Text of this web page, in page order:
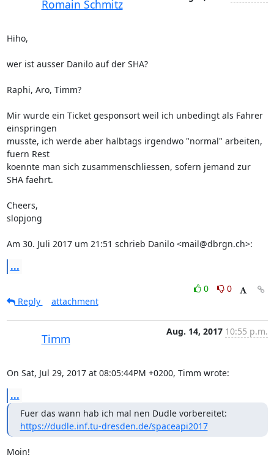
Romain Schmitz
Hiho,
wer ist ausser Danilo auf der SHA?
Raphi, Aro, Timm?
Mir wurde ein Ticket gesponsort weil ich unbedingt als Fahrer
einspringen
musste, ich werde aber halbtags irgendwo "normal" arbeiten,
fuern Rest
koennte man sich zusammenschliessen, sofern jemand zur
SHA faehrt.
Cheers,
slopjong
Am 30. Juli 2017 um 21:51 schrieb Danilo <mail@dbrgn.ch>:
...
0
0
Reply
attachment
Timm
Aug. 14, 2017 10:55 p.m.
On Sat, Jul 29, 2017 at 08:05:44PM +0200, Timm wrote:
...
https://dudle.inf.tu-dresden.de/spaceapi2017
Moin!